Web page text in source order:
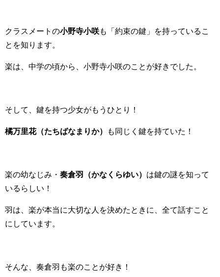
クラスメートの小野寺小咲も「約束の鍵」を持っているこ
とを知ります。
楽は、中学の頃から、小野寺小咲のことが好きでした。
そして、鍵を持つ少女がもうひとり！
橘万里花（たちばなまりか） も同じく鍵を持ていた！
楽の幼なじみ・ 奏倉羽（かなくらゆい） は鍵の謎を知って
いるらしい！
羽は、楽が本当に大切な人を決めたときに、全て話すこと
にしています。
そんな、奏倉羽も楽のことが好き！